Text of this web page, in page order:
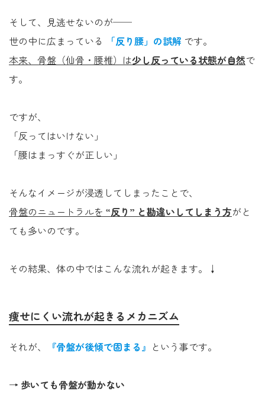
そして、見逃せないのが──
世の中に広まっている
「反り腰」の誤解 です。
本来、骨盤（仙骨・腰椎）は少し反っている状態が自然で
す。
ですが、
「反ってはいけない」
「腰はまっすぐが正しい」
そんなイメージが浸透してしまったことで、
骨盤のニュートラルを “反り” と勘違いしてしまう方がと
ても多いのです。
その結果、体の中ではこんな流れが起きます。↓
痩せにくい流れが起きるメカニズム
それが、 『骨盤が後傾で固まる』 という事です。
→ 歩いても骨盤が動かない